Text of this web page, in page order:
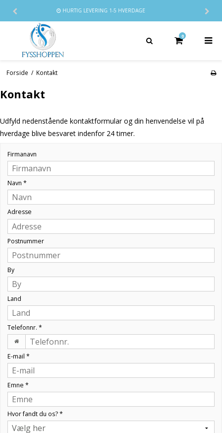
1-5 HVERDAGE 14 DAGES
0
Forside / Kontakt
Kontakt
Udfyld nedenstående kontaktformular og din henvendelse vil på
hverdage blive besvaret indenfor 24 timer.
Firmanavn
Navn *
Adresse
Postnummer
By
Land
Telefonnr. *
E-mail *
Emne *
Hvor fandt du os?*